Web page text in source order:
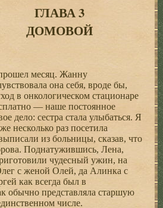
ГЛАВА 3
ДОМОВОЙ
месяц. Жанну
она себя, вроде бы,
в онкологическом стационаре
— наше постоянное
дело: сестра стала улыбаться. Я
несколько раз посетила
из больницы, сказав, что
Поднатужившись, Лена,
чудесный ужин, на
с женой Олей, да Алинка с
как всегда был в
обычно представляла старшую
числе.